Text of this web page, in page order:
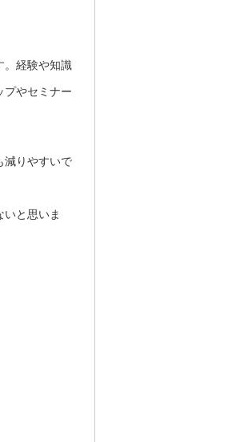
。経験や知識
プやセミナー
減りやすいで
と思いま